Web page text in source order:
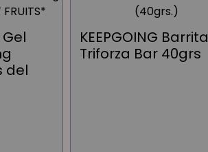
del
KEEPGOING Barrita
Triforza Bar 40grs